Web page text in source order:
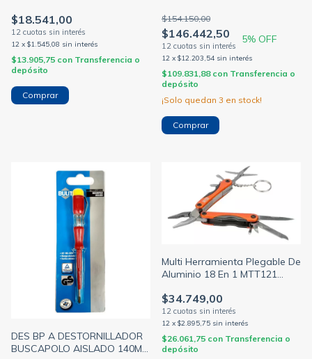
$18.541,00
12 x $1.545,08 sin interés
$13.905,75 con Transferencia o
depósito
$146.442,50
$154.150,00
5% OFF
12 x $12.203,54 sin interés
$109.831,88 con Transferencia o
depósito
¡Solo quedan 3 en stock!
DES BP A DESTORNILLADOR
BUSCAPOLO AISLADO 140MM
Multi Herramienta Plegable De
Aluminio 18 En 1 MTT121
$34.749,00
12 x $2.895,75 sin interés
$26.061,75 con Transferencia o
depósito